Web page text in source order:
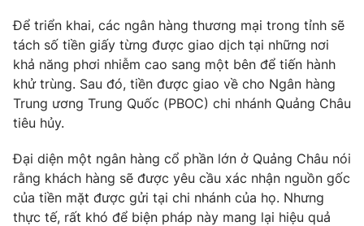
Chất lượng cuộc sống
Học trực tuyến
Công nghệ
Hitech Công nghệ tương lai
Sản phẩm
Thị trường
Giao lưu trực tuyến
Lịch phát sóng
Chuyên mục khác
Emagazine Podcast
Để triển khai, các ngân hàng thương mại trong tỉnh sẽ
tách số tiền giấy từng được giao dịch tại những nơi
khả năng phơi nhiễm cao sang một bên để tiến hành
khử trùng. Sau đó, tiền được giao về cho Ngân hàng
Trung ương Trung Quốc (PBOC) chi nhánh Quảng Châu
tiêu hủy.
Đại diện một ngân hàng cổ phần lớn ở Quảng Châu nói
rằng khách hàng sẽ được yêu cầu xác nhận nguồn gốc
của tiền mặt được gửi tại chi nhánh của họ. Nhưng
thực tế, rất khó để biện pháp này mang lại hiệu quả